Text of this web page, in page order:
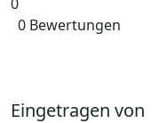
0 Bewertungen
Eingetragen von